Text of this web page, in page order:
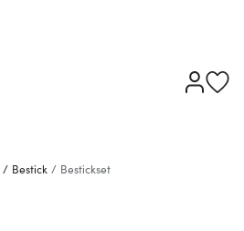
/ Bestick / Bestickset